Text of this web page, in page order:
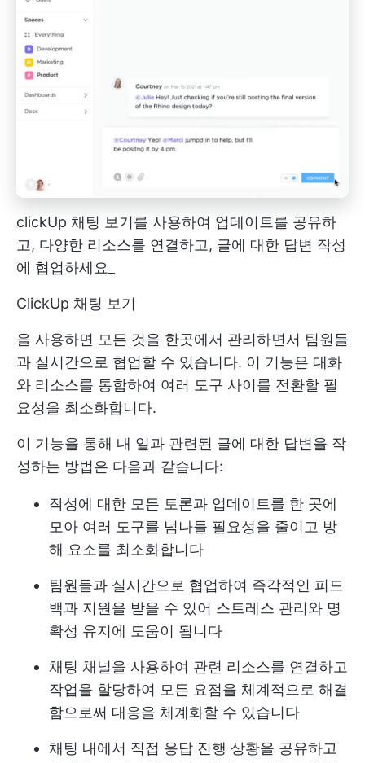
clickUp 채팅 보기를 사용하여 업데이트를 공유하
고, 다양한 리소스를 연결하고, 글에 대한 답변 작성
에 협업하세요_
ClickUp 채팅 보기
을 사용하면 모든 것을 한곳에서 관리하면서 팀원들
과 실시간으로 협업할 수 있습니다. 이 기능은 대화
와 리소스를 통합하여 여러 도구 사이를 전환할 필
요성을 최소화합니다.
이 기능을 통해 내 일과 관련된 글에 대한 답변을 작
성하는 방법은 다음과 같습니다:
작성에 대한 모든 토론과 업데이트를 한 곳에
모아 여러 도구를 넘나들 필요성을 줄이고 방
해 요소를 최소화합니다
팀원들과 실시간으로 협업하여 즉각적인 피드
백과 지원을 받을 수 있어 스트레스 관리와 명
확성 유지에 도움이 됩니다
채팅 채널을 사용하여 관련 리소스를 연결하고
작업을 할당하여 모든 요점을 체계적으로 해결
함으로써 대응을 체계화할 수 있습니다
채팅 내에서 직접 응답 진행 상황을 공유하고